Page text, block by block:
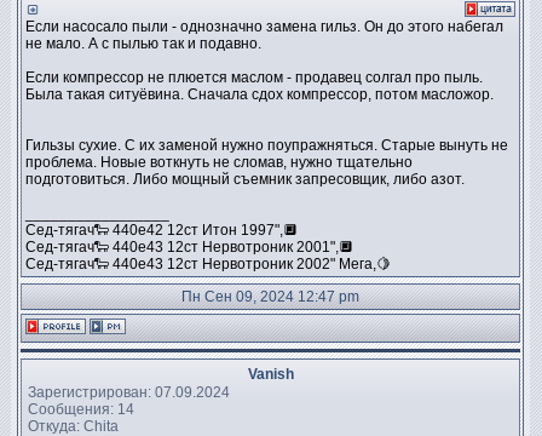
Если насосало пыли - однозначно замена гильз. Он до этого набегал
не мало. А с пылью так и подавно.
Если компрессор не плюется маслом - продавец солгал про пыль.
Была такая ситуёвина. Сначала сдох компрессор, потом масложор.
Гильзы сухие. С их заменой нужно поупражняться. Старые вынуть не
проблема. Новые воткнуть не сломав, нужно тщательно
подготовиться. Либо мощный съемник запресовщик, либо азот.
Сед-тягач🐑 440е42 12ст Итон 1997",🔲
Сед-тягач🐑 440е43 12ст Нервотроник 2001",🔲
Сед-тягач🐑 440е43 12ст Нервотроник 2002" Мега,🍋
Пн Сен 09, 2024 12:47 pm
Vanish
Зарегистрирован: 07.09.2024
Сообщения: 14
Откуда: Chita